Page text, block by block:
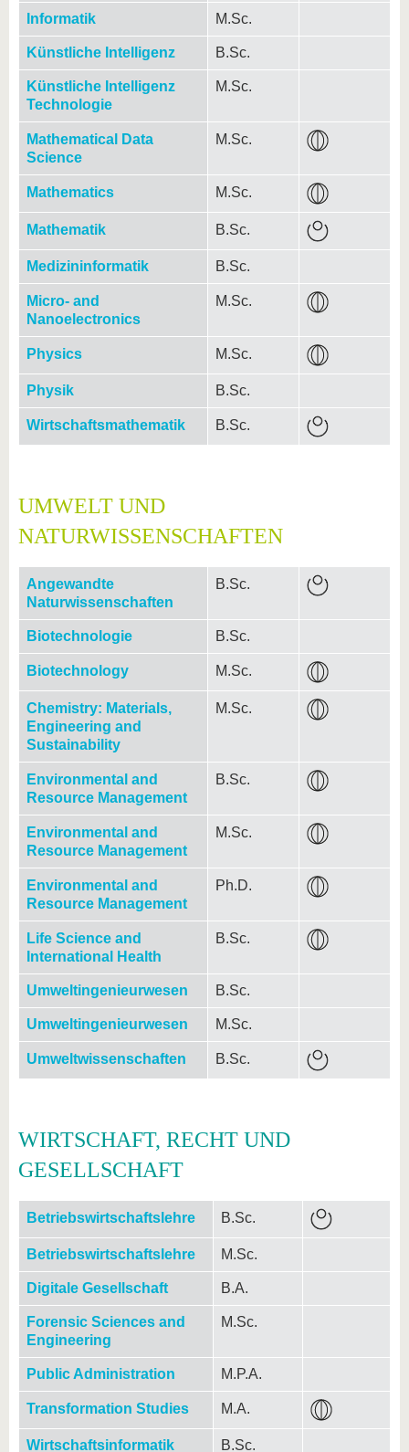
Informatik M.Sc.
Künstliche Intelligenz B.Sc.
Künstliche Intelligenz
Technologie
M.Sc.
Mathematical Data
Science
M.Sc.
Mathematics M.Sc.
Mathematik B.Sc.
Medizininformatik B.Sc.
Micro- and
Nanoelectronics
M.Sc.
Physics M.Sc.
Physik B.Sc.
Wirtschaftsmathematik B.Sc.
UMWELT UND
NATURWISSENSCHAFTEN
Angewandte
Naturwissenschaften
B.Sc.
Biotechnologie B.Sc.
Biotechnology M.Sc.
Chemistry: Materials,
Engineering and
Sustainability
M.Sc.
Environmental and
Resource Management
B.Sc.
Environmental and
Resource Management
M.Sc.
Environmental and
Resource Management
Ph.D.
Life Science and
International Health
B.Sc.
Umweltingenieurwesen B.Sc.
Umweltingenieurwesen M.Sc.
Umweltwissenschaften B.Sc.
WIRTSCHAFT, RECHT UND
GESELLSCHAFT
Betriebswirtschaftslehre B.Sc.
Betriebswirtschaftslehre M.Sc.
Digitale Gesellschaft B.A.
Forensic Sciences and
Engineering
M.Sc.
Public Administration M.P.A.
Transformation Studies M.A.
Wirtschaftsinformatik B.Sc.